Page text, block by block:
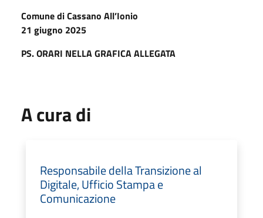
Comune di Cassano All’Ionio
21 giugno 2025
PS. ORARI NELLA GRAFICA ALLEGATA
A cura di
Responsabile della Transizione al
Digitale, Ufficio Stampa e
Comunicazione